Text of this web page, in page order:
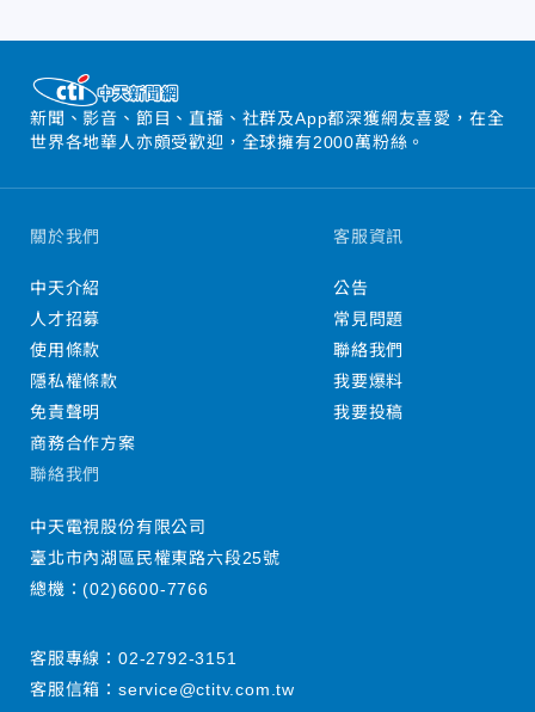
新聞、影音、節目、直播、社群及App都深獲網友喜愛，在全
世界各地華人亦頗受歡迎，全球擁有2000萬粉絲。
關於我們
中天介紹
人才招募
使用條款
隱私權條款
免責聲明
商務合作方案
客服資訊
公告
常見問題
聯絡我們
我要爆料
我要投稿
聯絡我們
中天電視股份有限公司
臺北市內湖區民權東路六段25號
總機：(02)6600-7766
客服專線： 02-2792-3151
客服信箱： service@ctitv.com.tw